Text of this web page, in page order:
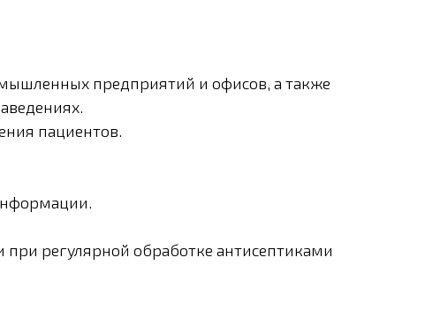
предприятий и офисов, а также
пациентов.
при регулярной обработке антисептиками